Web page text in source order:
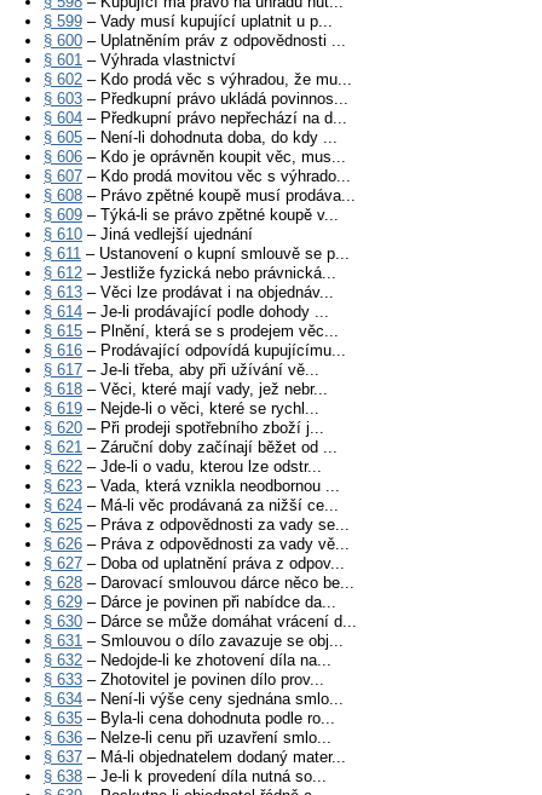
§ 599 – Vady musí kupující uplatnit u p...
§ 600 – Uplatněním práv z odpovědnosti ...
§ 601 – Výhrada vlastnictví
§ 602 – Kdo prodá věc s výhradou, že mu...
§ 603 – Předkupní právo ukládá povinnos...
§ 604 – Předkupní právo nepřechází na d...
§ 605 – Není-li dohodnuta doba, do kdy ...
§ 606 – Kdo je oprávněn koupit věc, mus...
§ 607 – Kdo prodá movitou věc s výhrado...
§ 608 – Právo zpětné koupě musí prodáva...
§ 609 – Týká-li se právo zpětné koupě v...
§ 610 – Jiná vedlejší ujednání
§ 611 – Ustanovení o kupní smlouvě se p...
§ 612 – Jestliže fyzická nebo právnická...
§ 613 – Věci lze prodávat i na objednáv...
§ 614 – Je-li prodávající podle dohody ...
§ 615 – Plnění, která se s prodejem věc...
§ 616 – Prodávající odpovídá kupujícímu...
§ 617 – Je-li třeba, aby při užívání vě...
§ 618 – Věci, které mají vady, jež nebr...
§ 619 – Nejde-li o věci, které se rychl...
§ 620 – Při prodeji spotřebního zboží j...
§ 621 – Záruční doby začínají běžet od ...
§ 622 – Jde-li o vadu, kterou lze odstr...
§ 623 – Vada, která vznikla neodbornou ...
§ 624 – Má-li věc prodávaná za nižší ce...
§ 625 – Práva z odpovědnosti za vady se...
§ 626 – Práva z odpovědnosti za vady vě...
§ 627 – Doba od uplatnění práva z odpov...
§ 628 – Darovací smlouvou dárce něco be...
§ 629 – Dárce je povinen při nabídce da...
§ 630 – Dárce se může domáhat vrácení d...
§ 631 – Smlouvou o dílo zavazuje se obj...
§ 632 – Nedojde-li ke zhotovení díla na...
§ 633 – Zhotovitel je povinen dílo prov...
§ 634 – Není-li výše ceny sjednána smlo...
§ 635 – Byla-li cena dohodnuta podle ro...
§ 636 – Nelze-li cenu při uzavření smlo...
§ 637 – Má-li objednatelem dodaný mater...
§ 638 – Je-li k provedení díla nutná so...